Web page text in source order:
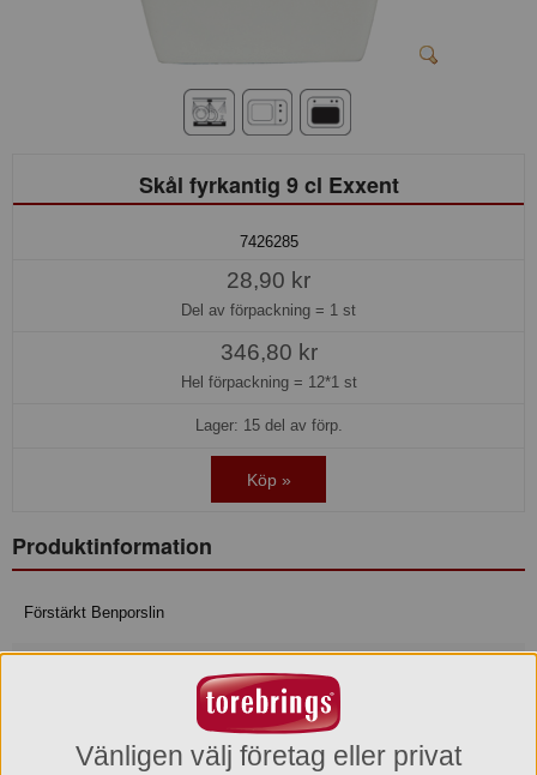
Skål fyrkantig 9 cl Exxent
7426285
28,90 kr
Del av förpackning = 1 st
346,80 kr
Hel förpackning = 12*1 st
Lager: 15 del av förp.
Köp »
Produktinformation
Förstärkt Benporslin
VarumärkeVänligen välj företag eller privat